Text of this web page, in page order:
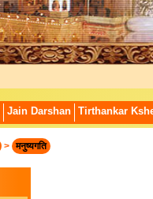
Jain Darshan Tirthankar
> मनुष्यगति